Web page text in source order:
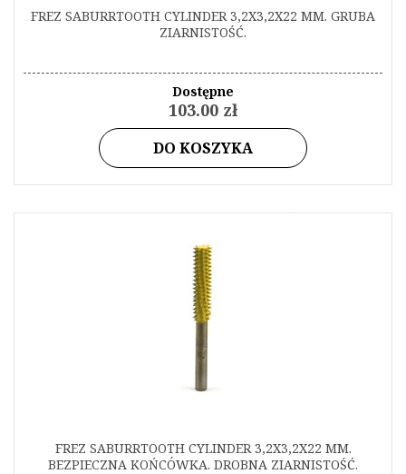
FREZ SABURRTOOTH CYLINDER 3,2X3,2X22 MM. GRUBA
ZIARNISTOŚĆ.
Dostępne
103.00 zł
DO KOSZYKA
FREZ SABURRTOOTH CYLINDER 3,2X3,2X22 MM.
BEZPIECZNA KOŃCÓWKA. DROBNA ZIARNISTOŚĆ.